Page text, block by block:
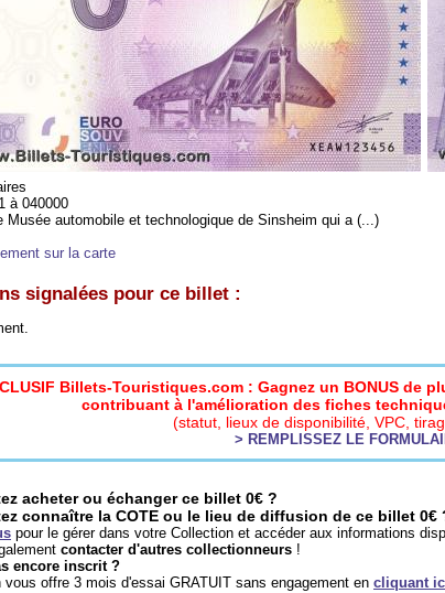
à 040000
Musée automobile et technologique de Sinsheim qui a (...)
sur la carte
signalées pour ce billet :
Billets-Touristiques.com : Gagnez un BONUS de
contribuant à l'amélioration des fiches
(statut, lieux de disponibilité, VPC,
> REMPLISSEZ LE
acheter ou échanger ce billet 0€ ?
connaître la COTE ou le lieu de diffusion de ce billet 0€
pour le gérer dans votre Collection et accéder aux informations
contacter d'autres collectionneurs !
encore inscrit ?
vous offre 3 mois d'essai GRATUIT sans engagement en cliquant